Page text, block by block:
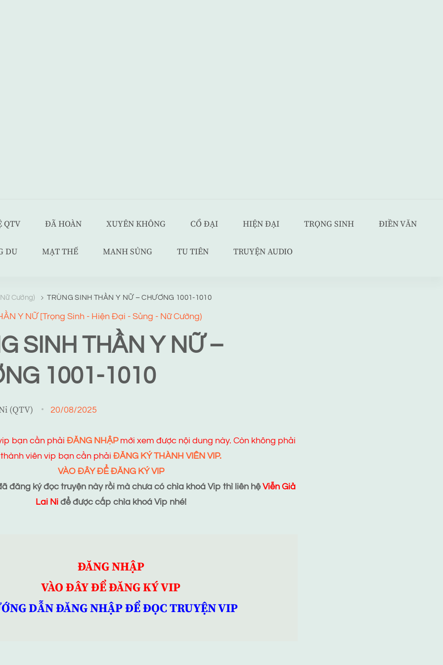
QTV ĐÃ HOÀN XUYÊN KHÔNG CỔ ĐẠI HIỆN ĐẠI TRỌNG SINH ĐIỀN VĂN
DU MẠT THẾ MANH SỦNG TU TIÊN TRUYỆN AUDIO
Cường) TRÙNG SINH THẦN Y NỮ – CHƯƠNG 1001-1010
Y NỮ [Trọng Sinh - Hiện Đại - Sủng - Nữ Cường)
SINH THẦN Y NỮ –
1001-1010
(QTV) 20/08/2025
bạn cần phải ĐĂNG NHẬPmới xem được nội dung này. Còn không phải
thành viên vip bạn cần phải ĐĂNG KÝ THÀNH VIÊN VIP.
VÀO ĐÂY ĐỂ ĐĂNG KÝ VIP
đăng ký đọc truyện này rồi mà chưa có chìa khoá Vip thì liên hệViễn Giả
Lai Ni để được cấp chìa khoá Vip nhé!
ĐĂNG NHẬP
VÀO ĐÂY ĐỂ ĐĂNG KÝ VIP
DẪN ĐĂNG NHẬP ĐỂ ĐỌC TRUYỆN VIP